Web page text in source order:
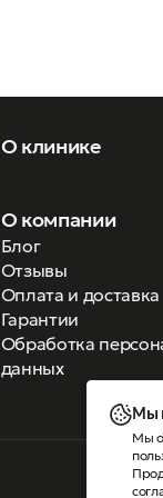
О клинике
О компании
Блог
Отзывы
Оплата и доставка
Гарантии
Обработка
данных
Мы
Мы